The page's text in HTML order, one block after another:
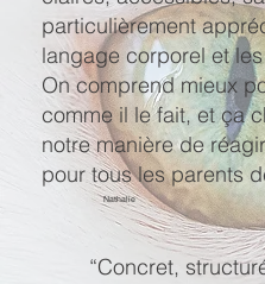
particulièrement
langage corporel et
On comprend mieux
comme il le fait, et ça
notre manière de
pour tous les parents
Nathalie
“Concret,